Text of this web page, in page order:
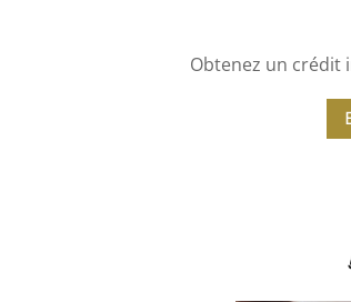
Obtenez un crédit